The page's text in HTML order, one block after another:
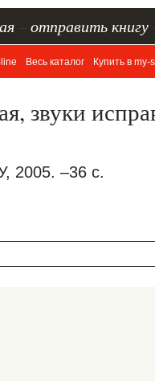
отправить книгу
Весь каталог Купить в my-
звуки
2005. –36 с.